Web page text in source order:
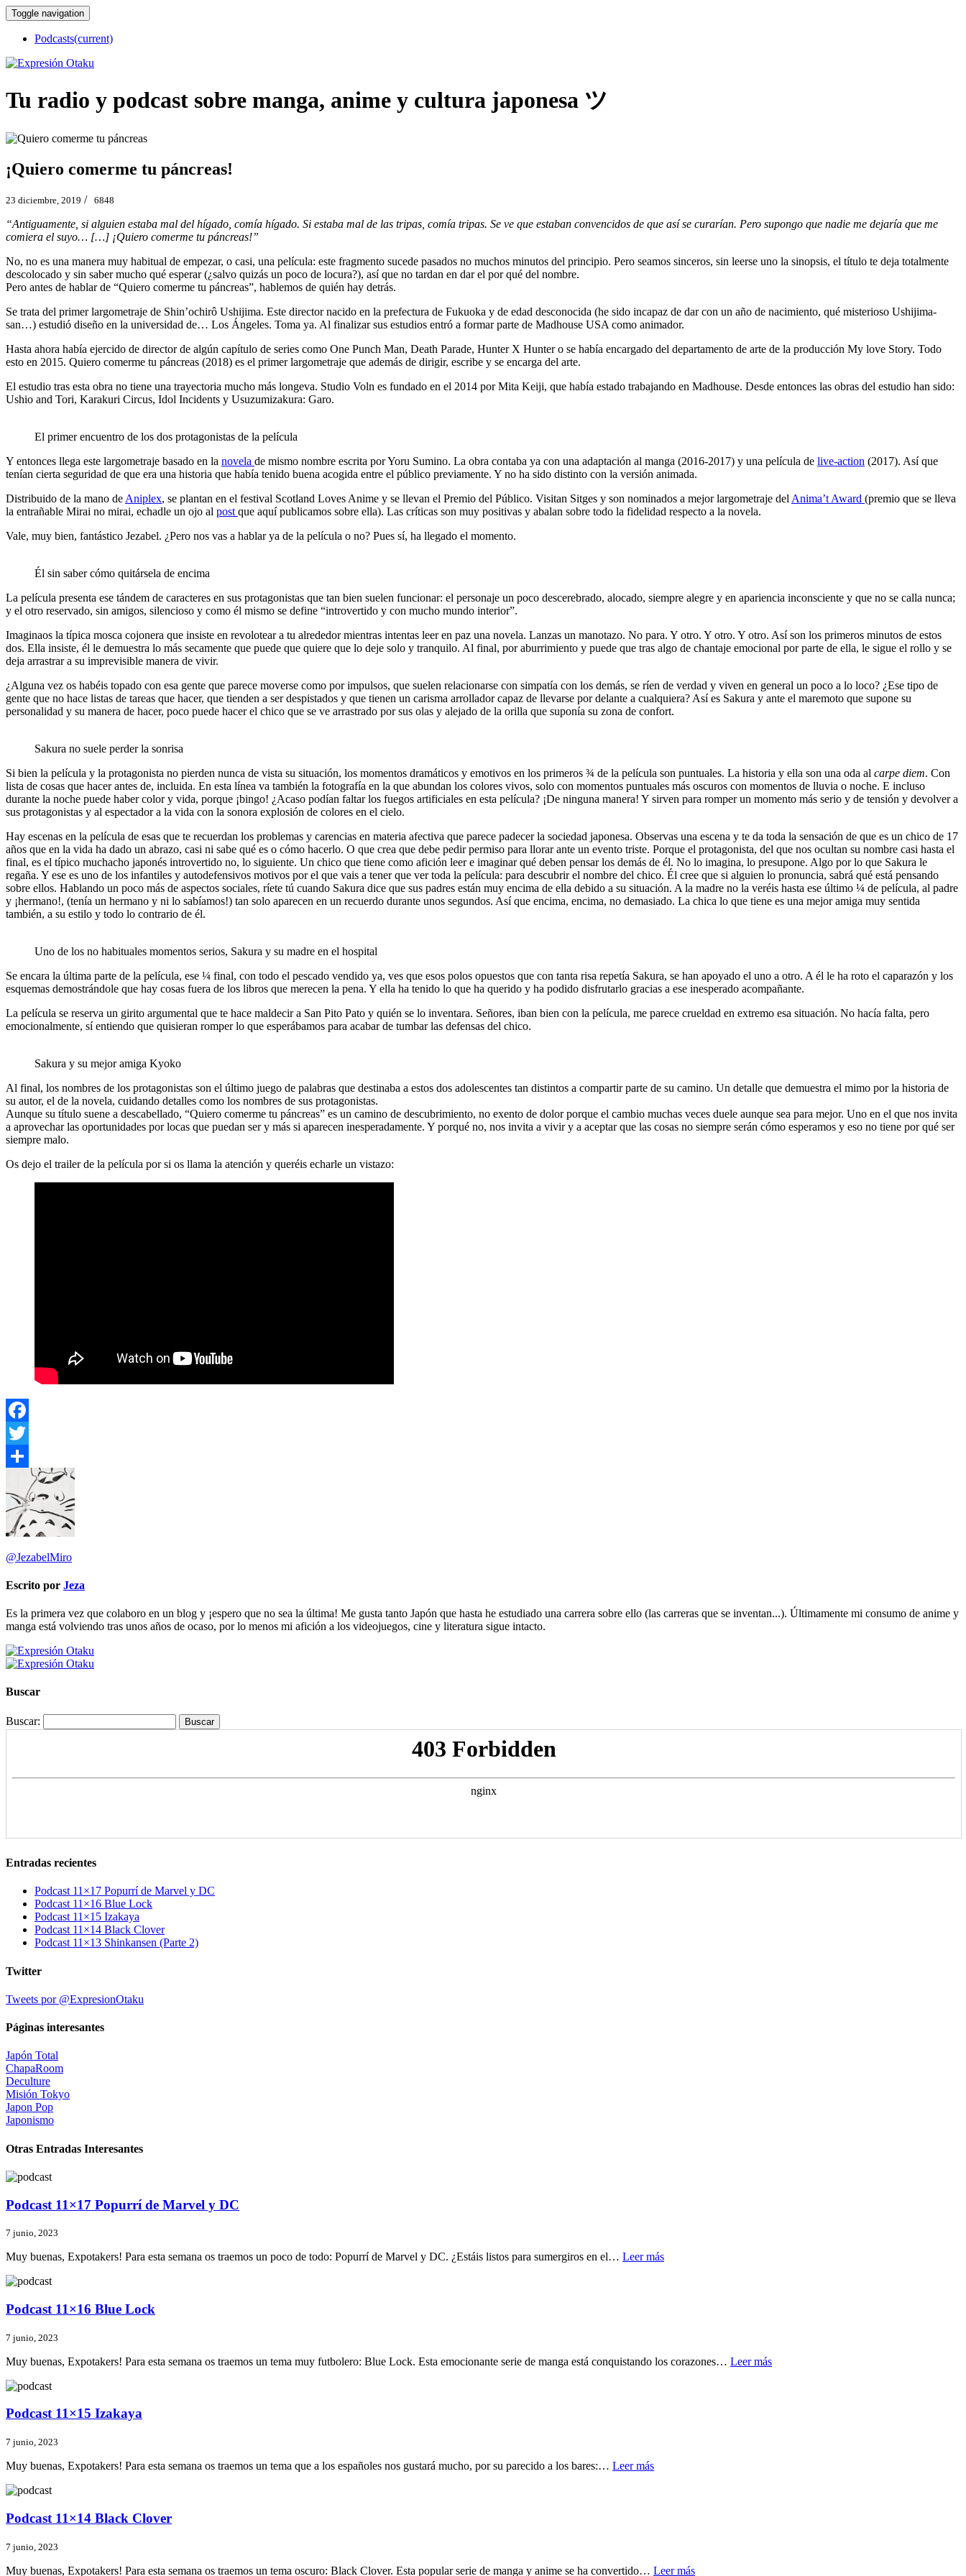
Toggle navigation
Podcasts(current)
Tu radio y podcast sobre manga, anime y cultura japonesa ツ
¡Quiero comerme tu páncreas!
23 diciembre, 2019 / 6848
“Antiguamente, si alguien estaba mal del hígado, comía hígado. Si estaba mal de las tripas, comía tripas. Se ve que estaban convencidos de que así se curarían. Pero supongo que nadie me dejaría que me
comiera el suyo… […] ¡Quiero comerme tu páncreas!”
No, no es una manera muy habitual de empezar, o casi, una película: este fragmento sucede pasados no muchos minutos del principio. Pero seamos sinceros, sin leerse uno la sinopsis, el título te deja totalmente
descolocado y sin saber mucho qué esperar (¿salvo quizás un poco de locura?), así que no tardan en dar el por qué del nombre.
Pero antes de hablar de “Quiero comerme tu páncreas”, hablemos de quién hay detrás.
Se trata del primer largometraje de Shin’ochirô Ushijima. Este director nacido en la prefectura de Fukuoka y de edad desconocida (he sido incapaz de dar con un año de nacimiento, qué misterioso Ushijima-
san…) estudió diseño en la universidad de… Los Ángeles. Toma ya. Al finalizar sus estudios entró a formar parte de Madhouse USA como animador.
Hasta ahora había ejercido de director de algún capítulo de series como One Punch Man, Death Parade, Hunter X Hunter o se había encargado del departamento de arte de la producción My love Story. Todo
esto en 2015. Quiero comerme tu páncreas (2018) es el primer largometraje que además de dirigir, escribe y se encarga del arte.
El estudio tras esta obra no tiene una trayectoria mucho más longeva. Studio Voln es fundado en el 2014 por Mita Keiji, que había estado trabajando en Madhouse. Desde entonces las obras del estudio han sido:
Ushio and Tori, Karakuri Circus, Idol Incidents y Usuzumizakura: Garo.
El primer encuentro de los dos protagonistas de la película
Y entonces llega este largometraje basado en la novela de mismo nombre escrita por Yoru Sumino. La obra contaba ya con una adaptación al manga (2016-2017) y una película de live-action (2017). Así que
tenían cierta seguridad de que era una historia que había tenido buena acogida entre el público previamente. Y no ha sido distinto con la versión animada.
Distribuido de la mano de Aniplex, se plantan en el festival Scotland Loves Anime y se llevan el Premio del Público. Visitan Sitges y son nominados a mejor largometraje del Anima’t Award (premio que se lleva
la entrañable Mirai no mirai, echadle un ojo al post que aquí publicamos sobre ella). Las críticas son muy positivas y abalan sobre todo la fidelidad respecto a la novela.
Vale, muy bien, fantástico Jezabel. ¿Pero nos vas a hablar ya de la película o no? Pues sí, ha llegado el momento.
Él sin saber cómo quitársela de encima
La película presenta ese tándem de caracteres en sus protagonistas que tan bien suelen funcionar: el personaje un poco descerebrado, alocado, siempre alegre y en apariencia inconsciente y que no se calla nunca;
y el otro reservado, sin amigos, silencioso y como él mismo se define “introvertido y con mucho mundo interior”.
Imaginaos la típica mosca cojonera que insiste en revolotear a tu alrededor mientras intentas leer en paz una novela. Lanzas un manotazo. No para. Y otro. Y otro. Y otro. Así son los primeros minutos de estos
dos. Ella insiste, él le demuestra lo más secamente que puede que quiere que lo deje solo y tranquilo. Al final, por aburrimiento y puede que tras algo de chantaje emocional por parte de ella, le sigue el rollo y se
deja arrastrar a su imprevisible manera de vivir.
¿Alguna vez os habéis topado con esa gente que parece moverse como por impulsos, que suelen relacionarse con simpatía con los demás, se ríen de verdad y viven en general un poco a lo loco? ¿Ese tipo de
gente que no hace listas de tareas que hacer, que tienden a ser despistados y que tienen un carisma arrollador capaz de llevarse por delante a cualquiera? Así es Sakura y ante el maremoto que supone su
personalidad y su manera de hacer, poco puede hacer el chico que se ve arrastrado por sus olas y alejado de la orilla que suponía su zona de confort.
Sakura no suele perder la sonrisa
Si bien la película y la protagonista no pierden nunca de vista su situación, los momentos dramáticos y emotivos en los primeros ¾ de la película son puntuales. La historia y ella son una oda al carpe diem. Con
lista de cosas que hacer antes de, incluida. En esta línea va también la fotografía en la que abundan los colores vivos, solo con momentos puntuales más oscuros con momentos de lluvia o noche. E incluso
durante la noche puede haber color y vida, porque ¡bingo! ¿Acaso podían faltar los fuegos artificiales en esta película? ¡De ninguna manera! Y sirven para romper un momento más serio y de tensión y devolver a
sus protagonistas y al espectador a la vida con la sonora explosión de colores en el cielo.
Hay escenas en la película de esas que te recuerdan los problemas y carencias en materia afectiva que parece padecer la sociedad japonesa. Observas una escena y te da toda la sensación de que es un chico de 17
años que en la vida ha dado un abrazo, casi ni sabe qué es o cómo hacerlo. O que crea que debe pedir permiso para llorar ante un evento triste. Porque el protagonista, del que nos ocultan su nombre casi hasta el
final, es el típico muchacho japonés introvertido no, lo siguiente. Un chico que tiene como afición leer e imaginar qué deben pensar los demás de él. No lo imagina, lo presupone. Algo por lo que Sakura le
regaña. Y ese es uno de los infantiles y autodefensivos motivos por el que vais a tener que ver toda la película: para descubrir el nombre del chico. Él cree que si alguien lo pronuncia, sabrá qué está pensando
sobre ellos. Hablando un poco más de aspectos sociales, ríete tú cuando Sakura dice que sus padres están muy encima de ella debido a su situación. A la madre no la veréis hasta ese último ¼ de película, al padre
y ¡hermano!, (tenía un hermano y ni lo sabíamos!) tan solo aparecen en un recuerdo durante unos segundos. Así que encima, encima, no demasiado. La chica lo que tiene es una mejor amiga muy sentida
también, a su estilo y todo lo contrario de él.
Uno de los no habituales momentos serios, Sakura y su madre en el hospital
Se encara la última parte de la película, ese ¼ final, con todo el pescado vendido ya, ves que esos polos opuestos que con tanta risa repetía Sakura, se han apoyado el uno a otro. A él le ha roto el caparazón y los
esquemas demostrándole que hay cosas fuera de los libros que merecen la pena. Y ella ha tenido lo que ha querido y ha podido disfrutarlo gracias a ese inesperado acompañante.
La película se reserva un girito argumental que te hace maldecir a San Pito Pato y quién se lo inventara. Señores, iban bien con la película, me parece crueldad en extremo esa situación. No hacía falta, pero
emocionalmente, sí entiendo que quisieran romper lo que esperábamos para acabar de tumbar las defensas del chico.
Sakura y su mejor amiga Kyoko
Al final, los nombres de los protagonistas son el último juego de palabras que destinaba a estos dos adolescentes tan distintos a compartir parte de su camino. Un detalle que demuestra el mimo por la historia de
su autor, el de la novela, cuidando detalles como los nombres de sus protagonistas.
Aunque su título suene a descabellado, “Quiero comerme tu páncreas” es un camino de descubrimiento, no exento de dolor porque el cambio muchas veces duele aunque sea para mejor. Uno en el que nos invita
a aprovechar las oportunidades por locas que puedan ser y más si aparecen inesperadamente. Y porqué no, nos invita a vivir y a aceptar que las cosas no siempre serán cómo esperamos y eso no tiene por qué ser
siempre malo.
Os dejo el trailer de la película por si os llama la atención y queréis echarle un vistazo:
Facebook
Twitter
Compartir
@JezabelMiro
Escrito por Jeza
Es la primera vez que colaboro en un blog y ¡espero que no sea la última! Me gusta tanto Japón que hasta he estudiado una carrera sobre ello (las carreras que se inventan...). Últimamente mi consumo de anime y
manga está volviendo tras unos años de ocaso, por lo menos mi afición a los videojuegos, cine y literatura sigue intacto.
Buscar
Buscar:
Entradas recientes
Podcast 11×17 Popurrí de Marvel y DC
Podcast 11×16 Blue Lock
Podcast 11×15 Izakaya
Podcast 11×14 Black Clover
Podcast 11×13 Shinkansen (Parte 2)
Twitter
Tweets por @ExpresionOtaku
Páginas interesantes
Japón Total
ChapaRoom
Deculture
Misión Tokyo
Japon Pop
Japonismo
Otras Entradas Interesantes
Podcast 11×17 Popurrí de Marvel y DC
7 junio, 2023
Muy buenas, Expotakers! Para esta semana os traemos un poco de todo: Popurrí de Marvel y DC. ¿Estáis listos para sumergiros en el… Leer más
Podcast 11×16 Blue Lock
7 junio, 2023
Muy buenas, Expotakers! Para esta semana os traemos un tema muy futbolero: Blue Lock. Esta emocionante serie de manga está conquistando los corazones… Leer más
Podcast 11×15 Izakaya
7 junio, 2023
Muy buenas, Expotakers! Para esta semana os traemos un tema que a los españoles nos gustará mucho, por su parecido a los bares:… Leer más
Podcast 11×14 Black Clover
7 junio, 2023
Muy buenas, Expotakers! Para esta semana os traemos un tema oscuro: Black Clover. Esta popular serie de manga y anime se ha convertido… Leer más